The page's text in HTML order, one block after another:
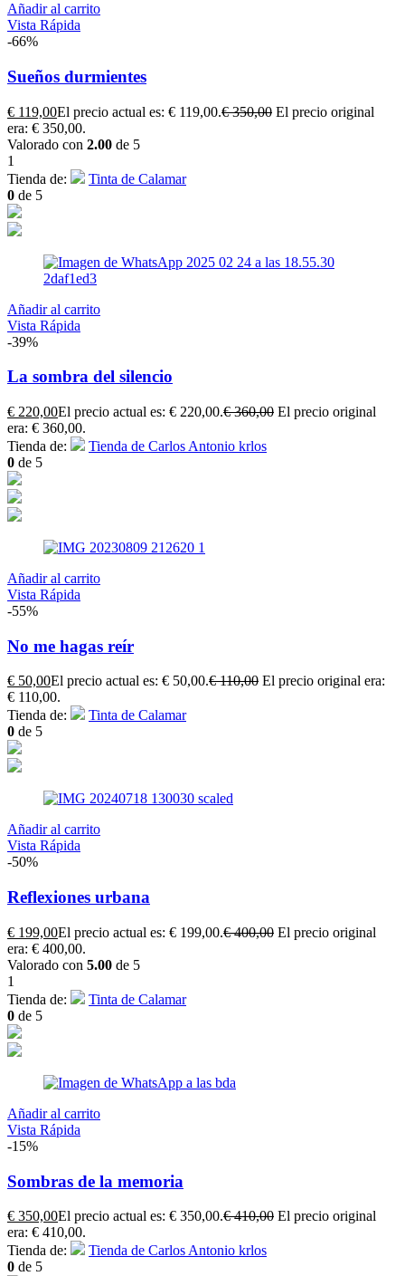
Añadir al carrito
Vista Rápida
-66%
Sueños durmientes
€ 119,00El precio actual es: € 119,00.€350,00 El precio original
era: € 350,00.
Valorado con 2.00 de 5
1
Tienda de:
Tinta de Calamar
0 de 5
Añadir al carrito
Vista Rápida
-39%
La sombra del silencio
€ 220,00El precio actual es: € 220,00.€360,00 El precio original
era: € 360,00.
Tienda de:
Tienda de Carlos Antonio krlos
0 de 5
Añadir al carrito
Vista Rápida
-55%
No me hagas reír
€ 50,00El precio actual es: € 50,00.€110,00 El precio original era:
€ 110,00.
Tienda de:
Tinta de Calamar
0 de 5
Añadir al carrito
Vista Rápida
-50%
Reflexiones urbana
€ 199,00El precio actual es: € 199,00.€400,00 El precio original
era: € 400,00.
Valorado con 5.00 de 5
1
Tienda de:
Tinta de Calamar
0 de 5
Añadir al carrito
Vista Rápida
-15%
Sombras de la memoria
€ 350,00El precio actual es: € 350,00.€410,00 El precio original
era: € 410,00.
Tienda de:
Tienda de Carlos Antonio krlos
0 de 5